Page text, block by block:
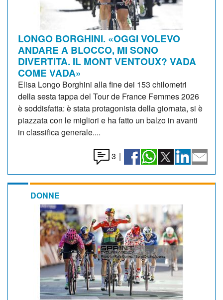
LONGO BORGHINI. «OGGI VOLEVO
ANDARE A BLOCCO, MI SONO
DIVERTITA. IL MONT VENTOUX? VADA
COME VADA»
Elisa Longo Borghini alla fine dei 153 chilometri
della sesta tappa del Tour de France Femmes 2026
è soddisfatta: è stata protagonista della giornata, si è
piazzata con le migliori e ha fatto un balzo in avanti
in classifica generale....
3 |
DONNE